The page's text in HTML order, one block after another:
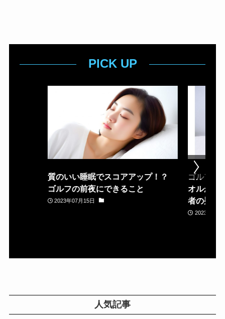
PICK UP
質のいい睡眠でスコアアップ！？
ゴルフの前夜にできること
2023年07月15日
ゴルフ場
オルが置
者の疑問
2023年05月
人気記事